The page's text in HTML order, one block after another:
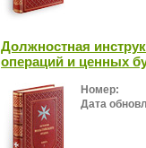
Должностная
операций и ценных
Номер:
Дата